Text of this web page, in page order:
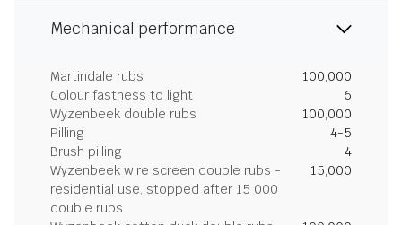
Mechanical performance
Martindale rubs
100,000
Colour fastness to light
6
Wyzenbeek double rubs
100,000
Pilling
4-5
Brush pilling
4
Wyzenbeek wire screen double rubs -
residential use, stopped after 15 000
double rubs
15,000